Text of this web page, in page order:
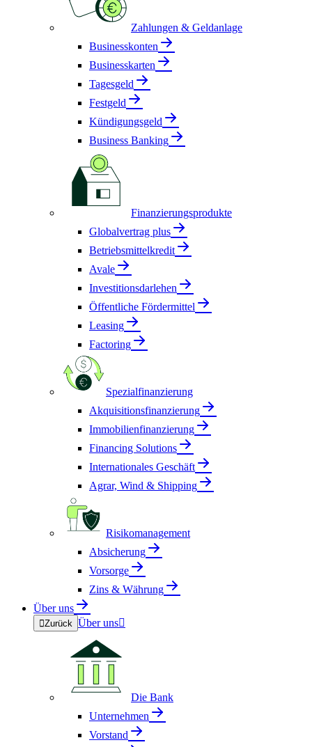
Zahlungen & Geldanlage
Businesskonten
Businesskarten
Tagesgeld
Festgeld
Kündigungsgeld
Business Banking
Finanzierungsprodukte
Globalvertrag plus
Betriebsmittelkredit
Avale
Investitionsdarlehen
Öffentliche Fördermittel
Leasing
Factoring
Spezialfinanzierung
Akquisitionsfinanzierung
Immobilienfinanzierung
Financing Solutions
Internationales Geschäft
Agrar, Wind & Shipping
Risikomanagement
Absicherung
Vorsorge
Zins & Währung
Über uns
Zurück Über uns
Die Bank
Unternehmen
Vorstand